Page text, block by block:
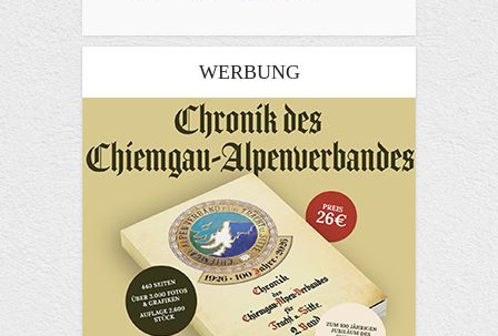
WERBUNG